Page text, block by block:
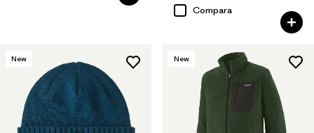
Compara
New New